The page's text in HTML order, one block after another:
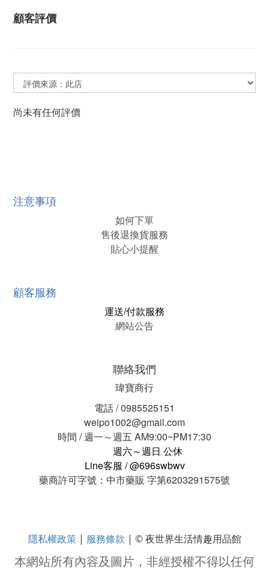
顧客評價
尚未有任何評價
注意事項
如何下單
售後退換貨服務
貼心小提醒
顧客服務
運送/付款服務
網站公告
聯絡我們
瑋寶商行
電話 / 0985525151
weipo1002@gmail.com
時間 / 週一～週五 AM9:00~PM17:30
週六～週日 公休
Line客服 / @696swbwv
藥商許可字號：中市藥販 字第6203291575號
隱私權政策| 服務條款 | © 夜世界生活情趣用品館
本網站所有內容及圖片，非經授權不得以任何